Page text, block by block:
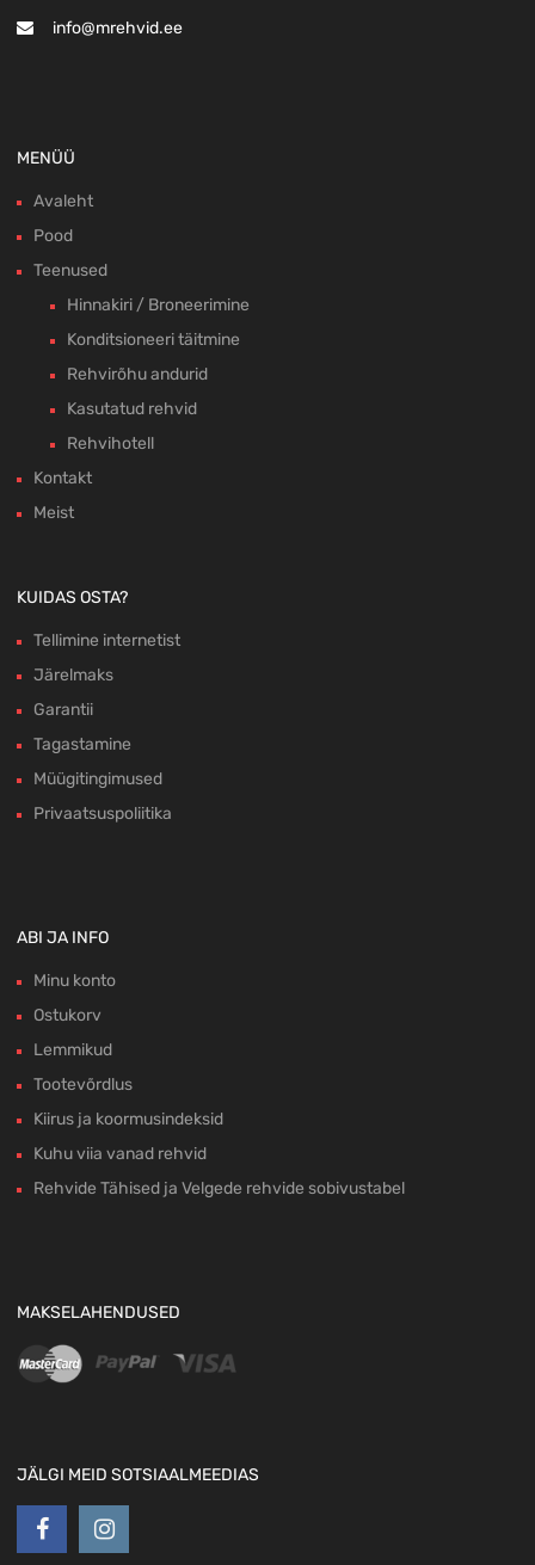
info@mrehvid.ee
MENÜÜ
Avaleht
Pood
Teenused
Hinnakiri / Broneerimine
Konditsioneeri täitmine
Rehvirõhu andurid
Kasutatud rehvid
Rehvihotell
Kontakt
Meist
KUIDAS OSTA?
Tellimine internetist
Järelmaks
Garantii
Tagastamine
Müügitingimused
Privaatsuspoliitika
ABI JA INFO
Minu konto
Ostukorv
Lemmikud
Tootevõrdlus
Kiirus ja koormusindeksid
Kuhu viia vanad rehvid
Rehvide Tähised ja Velgede rehvide sobivustabel
MAKSELAHENDUSED
JÄLGI MEID SOTSIAALMEEDIAS